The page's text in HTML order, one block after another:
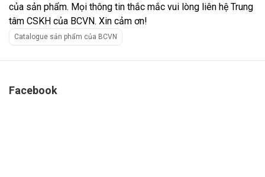
của sản phẩm. Mọi thông tin thắc mắc vui lòng liên hệ Trung
tâm CSKH của BCVN. Xin cảm ơn!
Catalogue sản phẩm của BCVN
Facebook